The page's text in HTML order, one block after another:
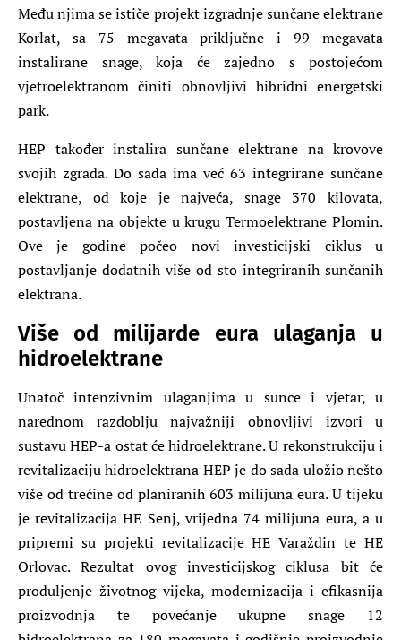
Među njima se ističe projekt izgradnje sunčane elektrane
Korlat, sa 75 megavata priključne i 99 megavata
instalirane snage, koja će zajedno s postojećom
vjetroelektranom činiti obnovljivi hibridni energetski
park.
HEP također instalira sunčane elektrane na krovove
svojih zgrada. Do sada ima već 63 integrirane sunčane
elektrane, od koje je najveća, snage 370 kilovata,
postavljena na objekte u krugu Termoelektrane Plomin.
Ove je godine počeo novi investicijski ciklus u
postavljanje dodatnih više od sto integriranih sunčanih
elektrana.
Više od milijarde eura ulaganja u
hidroelektrane
Unatoč intenzivnim ulaganjima u sunce i vjetar, u
narednom razdoblju najvažniji obnovljivi izvori u
sustavu HEP-a ostat će hidroelektrane. U rekonstrukciju i
revitalizaciju hidroelektrana HEP je do sada uložio nešto
više od trećine od planiranih 603 milijuna eura. U tijeku
je revitalizacija HE Senj, vrijedna 74 milijuna eura, a u
pripremi su projekti revitalizacije HE Varaždin te HE
Orlovac. Rezultat ovog investicijskog ciklusa bit će
produljenje životnog vijeka, modernizacija i efikasnija
proizvodnja te povećanje ukupne snage 12